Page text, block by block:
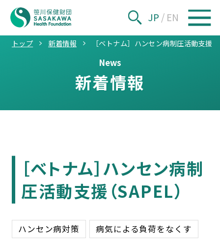
JP / EN
トップ 新着情報 ［ベトナム］ハンセン病制圧活動支援
News
新着情報
［ベトナム］ハンセン病制
圧活動支援（SAPEL）
ハンセン病対策 病気による負荷をなくす